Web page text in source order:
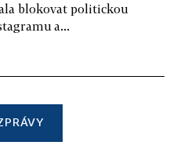
blokovat politickou
a...